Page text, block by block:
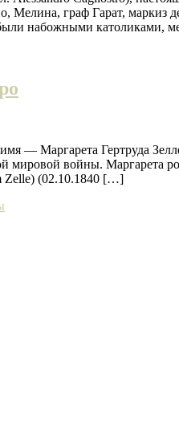
граф Гарат, маркиз
набожными католиками,
— Маргарета Гертруда
войны. Маргарета
Zelle) (02.10.1840 […]